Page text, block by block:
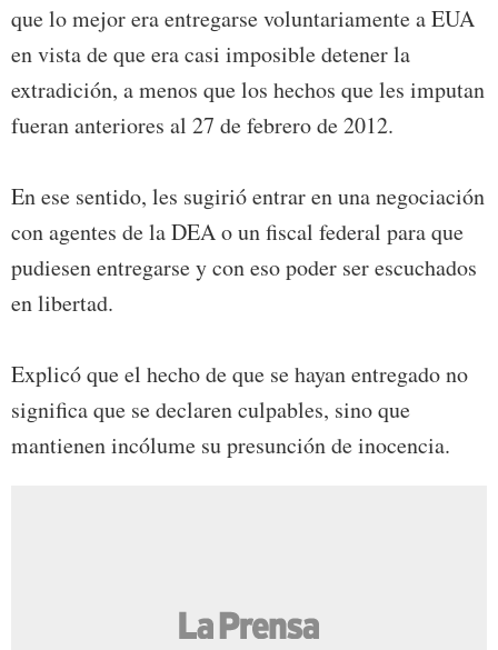
que lo mejor era entregarse voluntariamente a EUA
en vista de que era casi imposible detener la
extradición, a menos que los hechos que les imputan
fueran anteriores al 27 de febrero de 2012.
En ese sentido, les sugirió entrar en una negociación
con agentes de la DEA o un fiscal federal para que
pudiesen entregarse y con eso poder ser escuchados
en libertad.
Explicó que el hecho de que se hayan entregado no
significa que se declaren culpables, sino que
mantienen incólume su presunción de inocencia.